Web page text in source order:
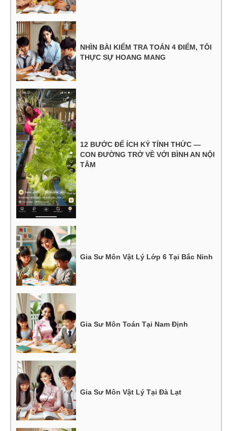
NHÌN BÀI KIỂM TRA TOÁN 4 ĐIỂM, TÔI
THỰC SỰ HOANG MANG
12 BƯỚC ĐỂ ÍCH KỶ TỈNH THỨC —
CON ĐƯỜNG TRỞ VỀ VỚI BÌNH AN NỘI
TÂM
Gia Sư Môn Vật Lý Lớp 6 Tại Bắc Ninh
Gia Sư Môn Toán Tại Nam Định
Gia Sư Môn Vật Lý Tại Đà Lạt